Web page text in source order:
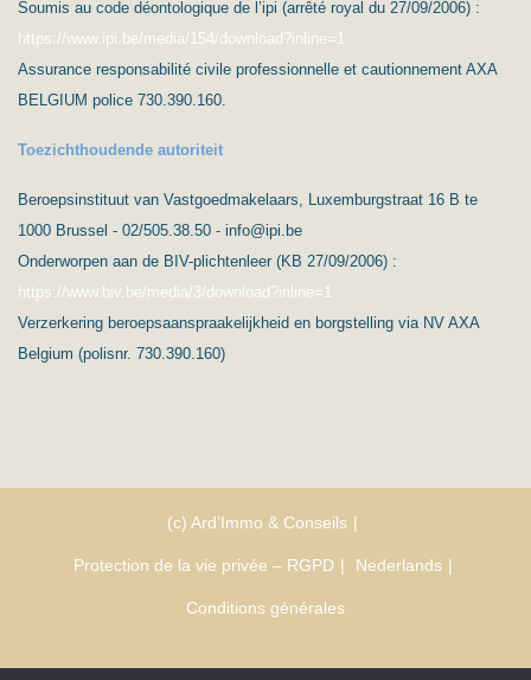
Soumis au code déontologique de l’ipi (arrêté royal du 27/09/2006) :
https://www.ipi.be/media/154/download?inline=1
Assurance responsabilité civile professionnelle et cautionnement AXA
BELGIUM police 730.390.160.
Toezichthoudende autoriteit
Beroepsinstituut van Vastgoedmakelaars, Luxemburgstraat 16 B te
1000 Brussel - 02/505.38.50 - info@ipi.be
Onderworpen aan de BIV-plichtenleer (KB 27/09/2006) :
https://www.biv.be/media/3/download?inline=1
Verzerkering beroepsaanspraakelijkheid en borgstelling via NV AXA
Belgium (polisnr. 730.390.160)
(c) Ard’Immo & Conseils
Protection de la vie privée – RGPD Nederlands
Conditions générales